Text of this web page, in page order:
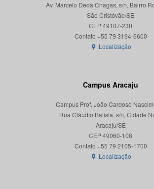
Av. Marcelo Deda Chagas, s/n, Bairro
São Cristóvão/SE
CEP 49107-230
Localização
Campus Aracaju
Campus Prof. João Cardoso
Rua Cláudio Batista, s/n, Cidade
Aracaju/SE
CEP 49060-108
Localização